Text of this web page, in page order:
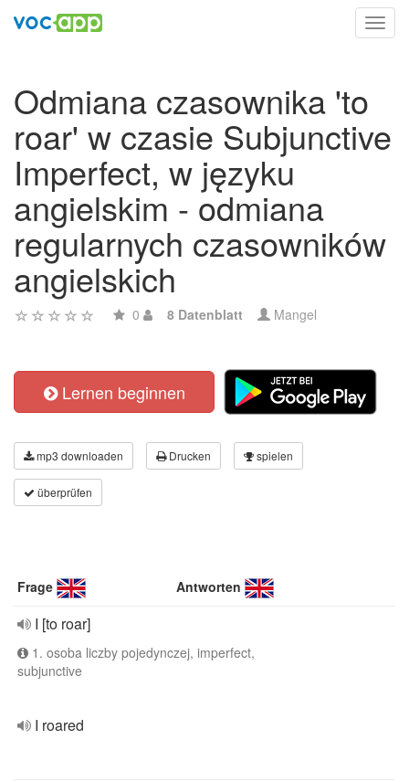
Odmiana czasownika 'to
roar' w czasie Subjunctive
Imperfect, w języku
angielskim - odmiana
regularnych czasowników
angielskich
0 8 Datenblatt Mangel
Lernen beginnen
mp3 downloaden Drucken spielen
überprüfen
Frage Antworten
I [to roar]
1. osoba liczby pojedynczej, imperfect,
subjunctive
I roared